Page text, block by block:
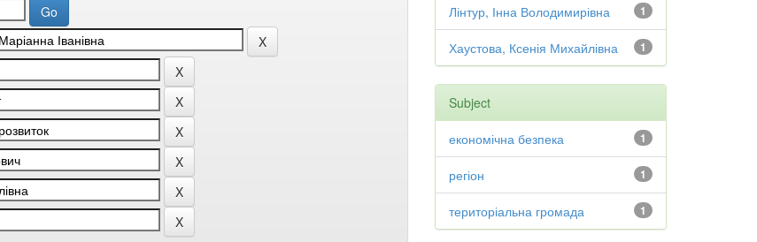
1
Лінтур, Інна Володимирівна
1
Хаустова, Ксенія Михайлівна
Subject
1
економічна безпека
1
регіон
1
територіальна громада